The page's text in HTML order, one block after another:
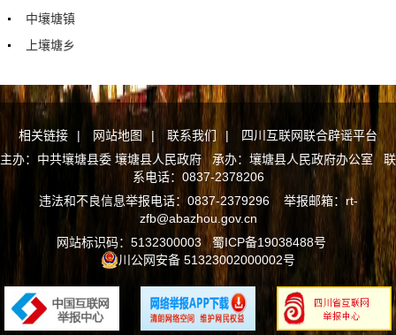
中壤塘镇
上壤塘乡
相关链接 | 网站地图 | 联系我们 |
四川互联网联合辟谣平台
主办：中共壤塘县委 壤塘县人民政府 承办：壤塘县人民政府办公室 联
系电话：0837-2378206
违法和不良信息举报电话：0837-2379296 举报邮箱：rt-
zfb@abazhou.gov.cn
网站标识码：5132300003蜀ICP备19038488号
川公网安备 51323002000002号